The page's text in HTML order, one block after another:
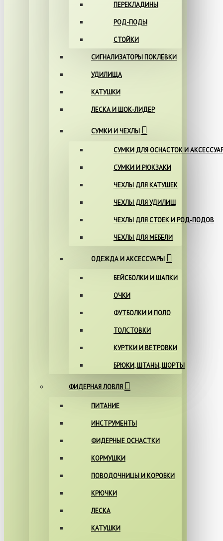
ПЕРЕКЛАДИНЫ
РОД-ПОДЫ
СТОЙКИ
СИГНАЛИЗАТОРЫ ПОКЛЁВКИ
УДИЛИЩА
КАТУШКИ
ЛЕСКА И ШОК-ЛИДЕР
СУМКИ И ЧЕХЛЫ
СУМКИ ДЛЯ ОСНАСТОК И
СУМКИ И РЮКЗАКИ
ЧЕХЛЫ ДЛЯ КАТУШЕК
ЧЕХЛЫ ДЛЯ УДИЛИЩ
ЧЕХЛЫ ДЛЯ СТОЕК И РОД-ПОДОВ
ЧЕХЛЫ ДЛЯ МЕБЕЛИ
ОДЕЖДА И АКСЕССУАРЫ
БЕЙСБОЛКИ И ШАПКИ
ОЧКИ
ФУТБОЛКИ И ПОЛО
ТОЛСТОВКИ
КУРТКИ И ВЕТРОВКИ
БРЮКИ, ШТАНЫ, ШОРТЫ
ФИДЕРНАЯ ЛОВЛЯ
ПИТАНИЕ
ИНСТРУМЕНТЫ
ФИДЕРНЫЕ ОСНАСТКИ
КОРМУШКИ
ПОВОДОЧНИЦЫ И КОРОБКИ
КРЮЧКИ
ЛЕСКА
КАТУШКИ